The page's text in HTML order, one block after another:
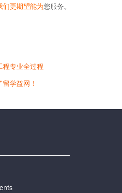
们更期望能为您服务。
程专业全过程
学益网！